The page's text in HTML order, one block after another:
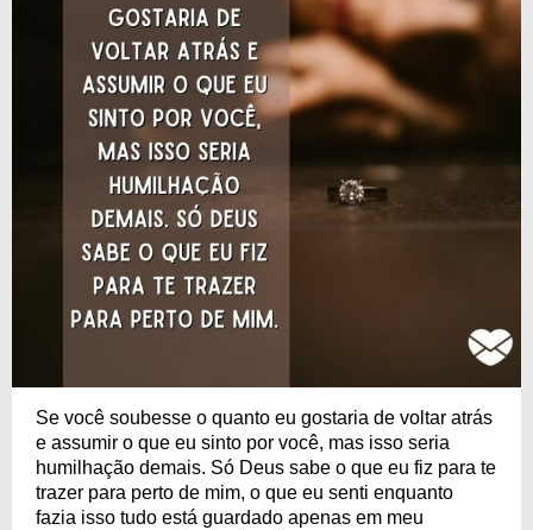
Se você soubesse o quanto eu gostaria de voltar atrás
e assumir o que eu sinto por você, mas isso seria
humilhação demais. Só Deus sabe o que eu fiz para te
trazer para perto de mim, o que eu senti enquanto
fazia isso tudo está guardado apenas em meu